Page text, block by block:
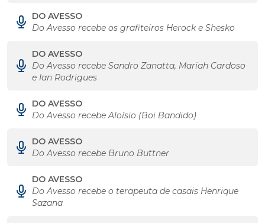
DO AVESSO
Do Avesso recebe os grafiteiros Herock e Shesko
DO AVESSO
Do Avesso recebe Sandro Zanatta, Mariah Cardoso
e Ian Rodrigues
DO AVESSO
Do Avesso recebe Aloísio (Boi Bandido)
DO AVESSO
Do Avesso recebe Bruno Buttner
DO AVESSO
Do Avesso recebe o terapeuta de casais Henrique
Sazana